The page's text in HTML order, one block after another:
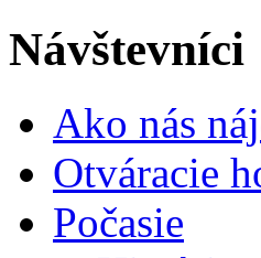
Návštevníci
Ako nás
Otváracie
Počasie